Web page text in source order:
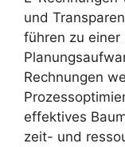
und
führen zu einer
Rechnungen
effektives
zeit- und